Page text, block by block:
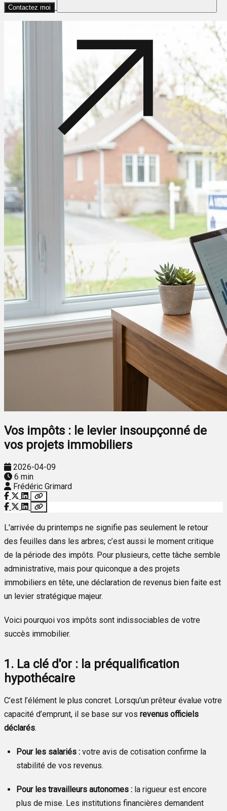
Contactez moi
Vos impôts : le levier insoupçonné de
vos projets immobiliers
2026-04-09
6 min
Frédéric Grimard
L'arrivée du printemps ne signifie pas seulement le retour
des feuilles dans les arbres; c’est aussi le moment critique
de la période des impôts. Pour plusieurs, cette tâche semble
administrative, mais pour quiconque a des projets
immobiliers en tête, une déclaration de revenus bien faite est
un levier stratégique majeur.
Voici pourquoi vos impôts sont indissociables de votre
succès immobilier.
1. La clé d'or : la préqualification
hypothécaire
C’est l’élément le plus concret. Lorsqu’un prêteur évalue votre
capacité d’emprunt, il se base sur vos revenus officiels
déclarés.
Pour les salariés : votre avis de cotisation confirme la
stabilité de vos revenus.
Pour les travailleurs autonomes : la rigueur est encore
plus de mise. Les institutions financières demandent